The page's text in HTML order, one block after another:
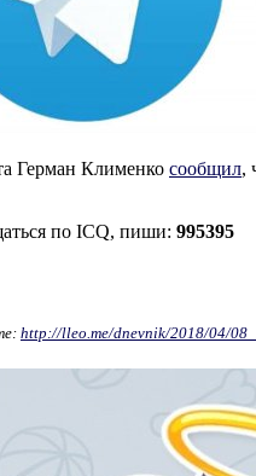
Герман Клименко сообщил,
по ICQ, пиши: 995395
http://lleo.me/dnevnik/2018/04/